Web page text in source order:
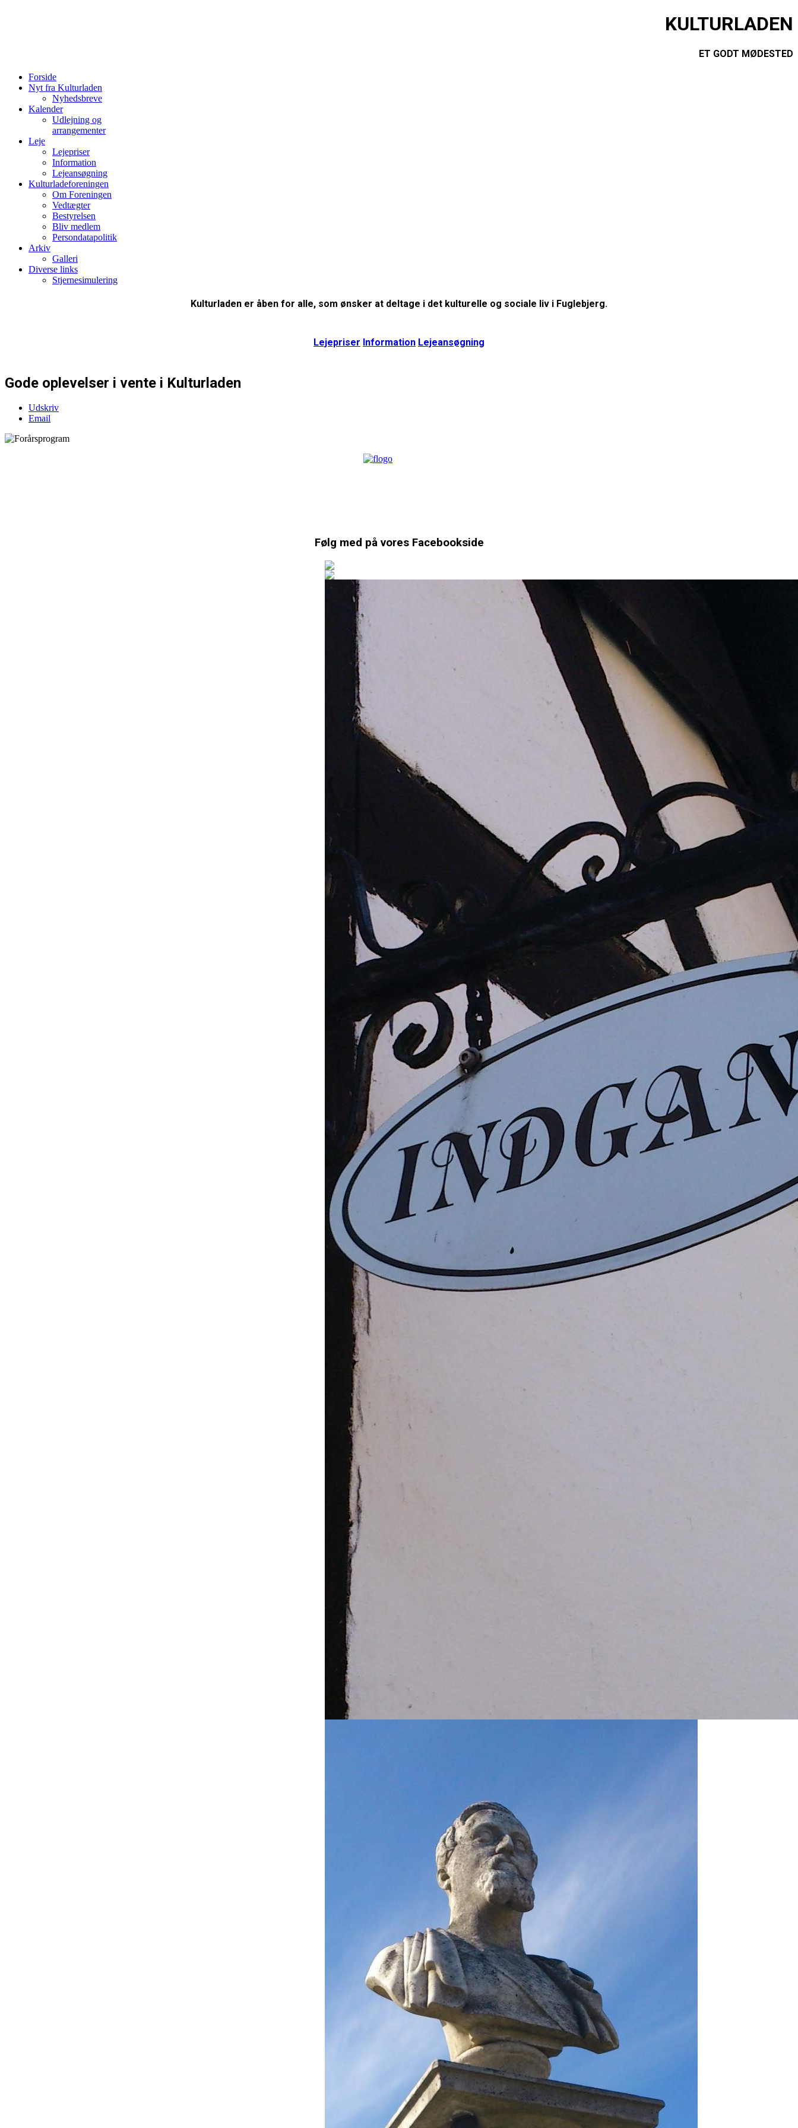
KULTURLADEN
ET GODT MØDESTED
Forside
Nyt fra Kulturladen
Nyhedsbreve
Kalender
Udlejning og
arrangementer
Leje
Lejepriser
Information
Lejeansøgning
Kulturladeforeningen
Om Foreningen
Vedtægter
Bestyrelsen
Bliv medlem
Persondatapolitik
Arkiv
Galleri
Diverse links
Stjernesimulering
Kulturladen er åben for alle, som ønsker at deltage i det kulturelle og sociale liv i Fuglebjerg.
Lejepriser Information Lejeansøgning
Gode oplevelser i vente i Kulturladen
Udskriv
Email
Følg med på vores Facebookside